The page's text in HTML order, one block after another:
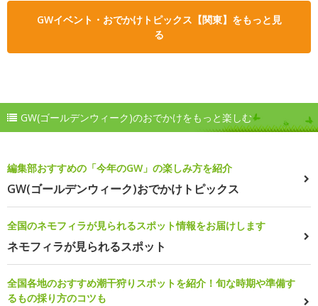
GWイベント・おでかけトピックス【関東】をもっと見
る
GW(ゴールデンウィーク)のおでかけをもっと楽しむ
編集部おすすめの「今年のGW」の楽しみ方を紹介
GW(ゴールデンウィーク)おでかけトピックス
全国のネモフィラが見られるスポット情報をお届けします
ネモフィラが見られるスポット
全国各地のおすすめ潮干狩りスポットを紹介！旬な時期や準備す
るもの採り方のコツも